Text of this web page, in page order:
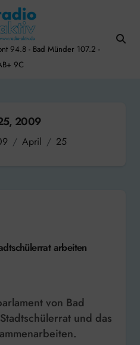
94.8 - Bad Münder 107.2 -
9C
2009
April 25
arbeiten
und das